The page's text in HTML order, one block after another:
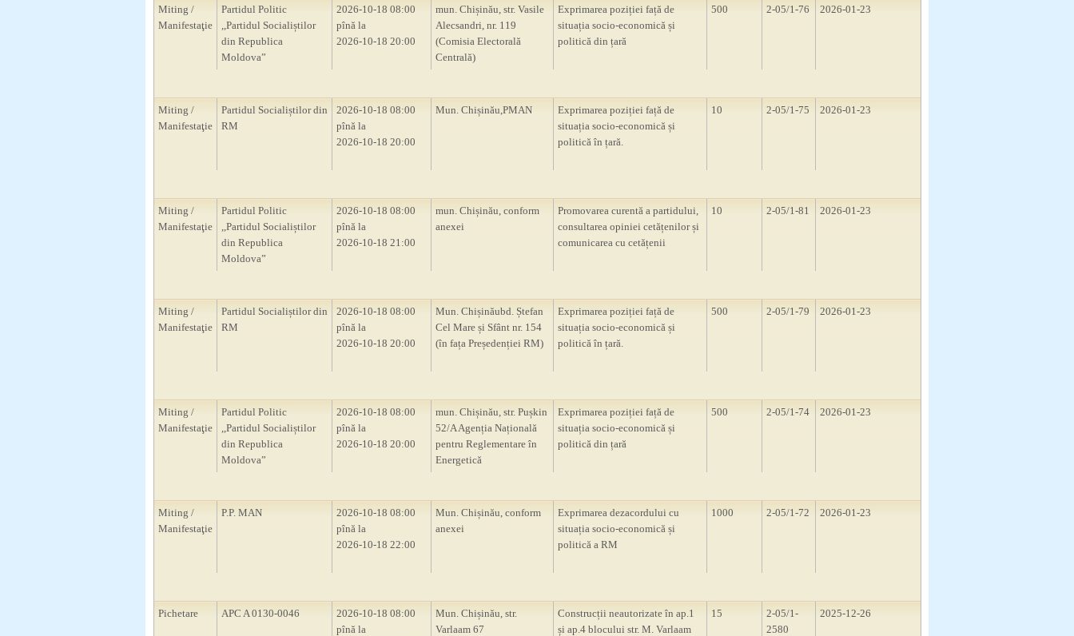
Miting /
Manifestaţie
Partidul Politic
,,Partidul Socialiștilor
din Republica
Moldova”
2026-10-18 08:00
pînă la
2026-10-18 20:00
mun. Chișinău, str. Vasile
Alecsandri, nr. 119
(Comisia Electorală
Centrală)
Exprimarea poziției față de
situația socio-economică și
politică din țară
500 2-05/1-76 2026-01-23
Miting /
Manifestaţie
Partidul Socialiștilor din
RM
2026-10-18 08:00
pînă la
2026-10-18 20:00
Mun. Chișinău,PMAN
Exprimarea poziției față de
situația socio-economică și
politică în țară.
10 2-05/1-75 2026-01-23
Miting /
Manifestaţie
Partidul Politic
,,Partidul Socialiștilor
din Republica
Moldova”
2026-10-18 08:00
pînă la
2026-10-18 21:00
mun. Chișinău, conform
anexei
Promovarea curentă a partidului,
consultarea opiniei cetățenilor și
comunicarea cu cetățenii
10 2-05/1-81 2026-01-23
Miting /
Manifestaţie
Partidul Socialiștilor din
RM
2026-10-18 08:00
pînă la
2026-10-18 20:00
Mun. Chișinăubd. Ștefan
Cel Mare și Sfânt nr. 154
(în fața Președenției RM)
Exprimarea poziției față de
situația socio-economică și
politică în țară.
500 2-05/1-79 2026-01-23
Miting /
Manifestaţie
Partidul Politic
,,Partidul Socialiștilor
din Republica
Moldova”
2026-10-18 08:00
pînă la
2026-10-18 20:00
mun. Chișinău, str. Pușkin
52/A Agenția Națională
pentru Reglementare în
Energetică
Exprimarea poziției față de
situația socio-economică și
politică din țară
500 2-05/1-74 2026-01-23
Miting /
Manifestaţie
P.P. MAN
2026-10-18 08:00
pînă la
2026-10-18 22:00
Mun. Chișinău, conform
anexei
Exprimarea dezacordului cu
situația socio-economică și
politică a RM
1000 2-05/1-72 2026-01-23
Pichetare APC A 0130-0046
2026-10-18 08:00
pînă la
Mun. Chișinău, str.
Varlaam 67
Construcții neautorizate în ap.1
și ap.4 blocului str. M. Varlaam
15
2-05/1-
2580
2025-12-26